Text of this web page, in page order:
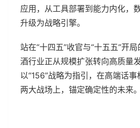
应用，从工具部署到能力内化，
升级为战略引擎。
站在“十四五”收官与“十五五”开
酒行业正从规模扩张转向高质量
以“156”战略为指引，在高端话
两大战场上，锚定确定性的未来。